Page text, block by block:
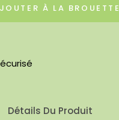
À LA BROUETTE
Détails Du Produit